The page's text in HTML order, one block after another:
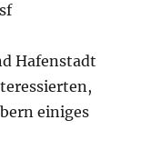
Hafenstadt
einiges